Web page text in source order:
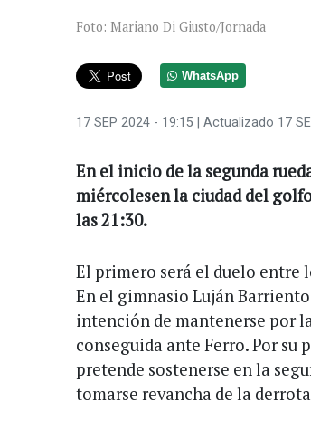
Foto: Mariano Di Giusto/Jornada
WhatsApp
17 SEP 2024 - 19:15 | Actualizado 17
En el inicio de la segunda
miércolesen la ciudad del
las 21:30.
El primero será el duelo
En el gimnasio Luján
intención de mantenerse por
conseguida ante Ferro. Por su
pretende sostenerse en la
tomarse revancha de la